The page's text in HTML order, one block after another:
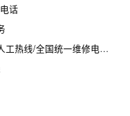
话
/全国统一维修电话是多少